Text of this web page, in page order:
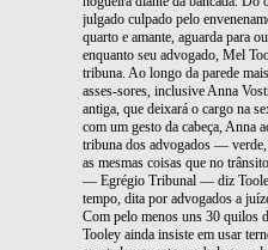
julgado culpado pelo
quarto e amante, aguarda para
enquanto seu advogado, Mel
tribuna. Ao longo da parede
asses-sores, inclusive Anna
antiga, que deixará o cargo na
com um gesto da cabeça, Anna
tribuna dos advogados — verde,
as mesmas coisas que no
— Egrégio Tribunal — diz
tempo, dita por advogados a
Com pelo menos uns 30 quilos
Tooley ainda insiste em usar